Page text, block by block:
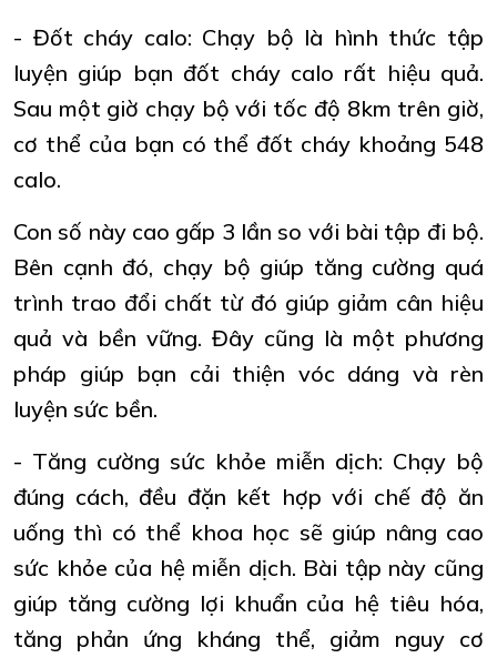
luyện giúp bạn đốt cháy calo rất hiệu quả.
Sau một giờ chạy bộ với tốc độ 8km trên giờ,
cơ thể của bạn có thể đốt cháy khoảng 548
calo.
Con số này cao gấp 3 lần so với bài tập đi bộ.
Bên cạnh đó, chạy bộ giúp tăng cường quá
trình trao đổi chất từ đó giúp giảm cân‏ hiệu
quả và bền vững. Đây cũng là một phương
pháp giúp bạn cải thiện vóc dáng và rèn
luyện sức bền.
- Tăng cường sức khỏe miễn dịch‏: Chạy bộ
đúng cách, đều đặn kết hợp với chế độ ăn
uống thì có thể khoa học sẽ giúp nâng cao
sức khỏe của hệ miễn dịch. Bài tập này cũng
giúp tăng cường lợi khuẩn của hệ tiêu hóa,
tăng phản ứng kháng thể, giảm nguy cơ